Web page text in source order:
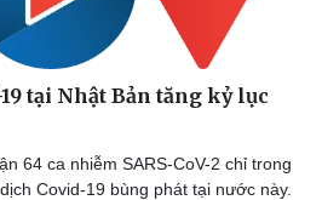
tại Nhật Bản tăng kỷ lục
64 ca nhiễm SARS-CoV-2 chỉ trong
Covid-19 bùng phát tại nước này.